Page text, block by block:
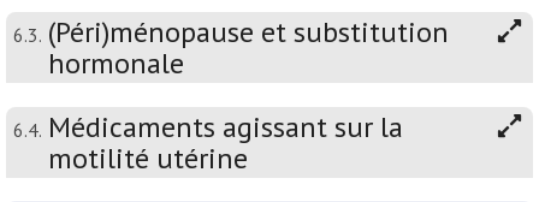
6.3. (Péri)ménopause et substitution
hormonale
6.4. Médicaments agissant sur la
motilité utérine